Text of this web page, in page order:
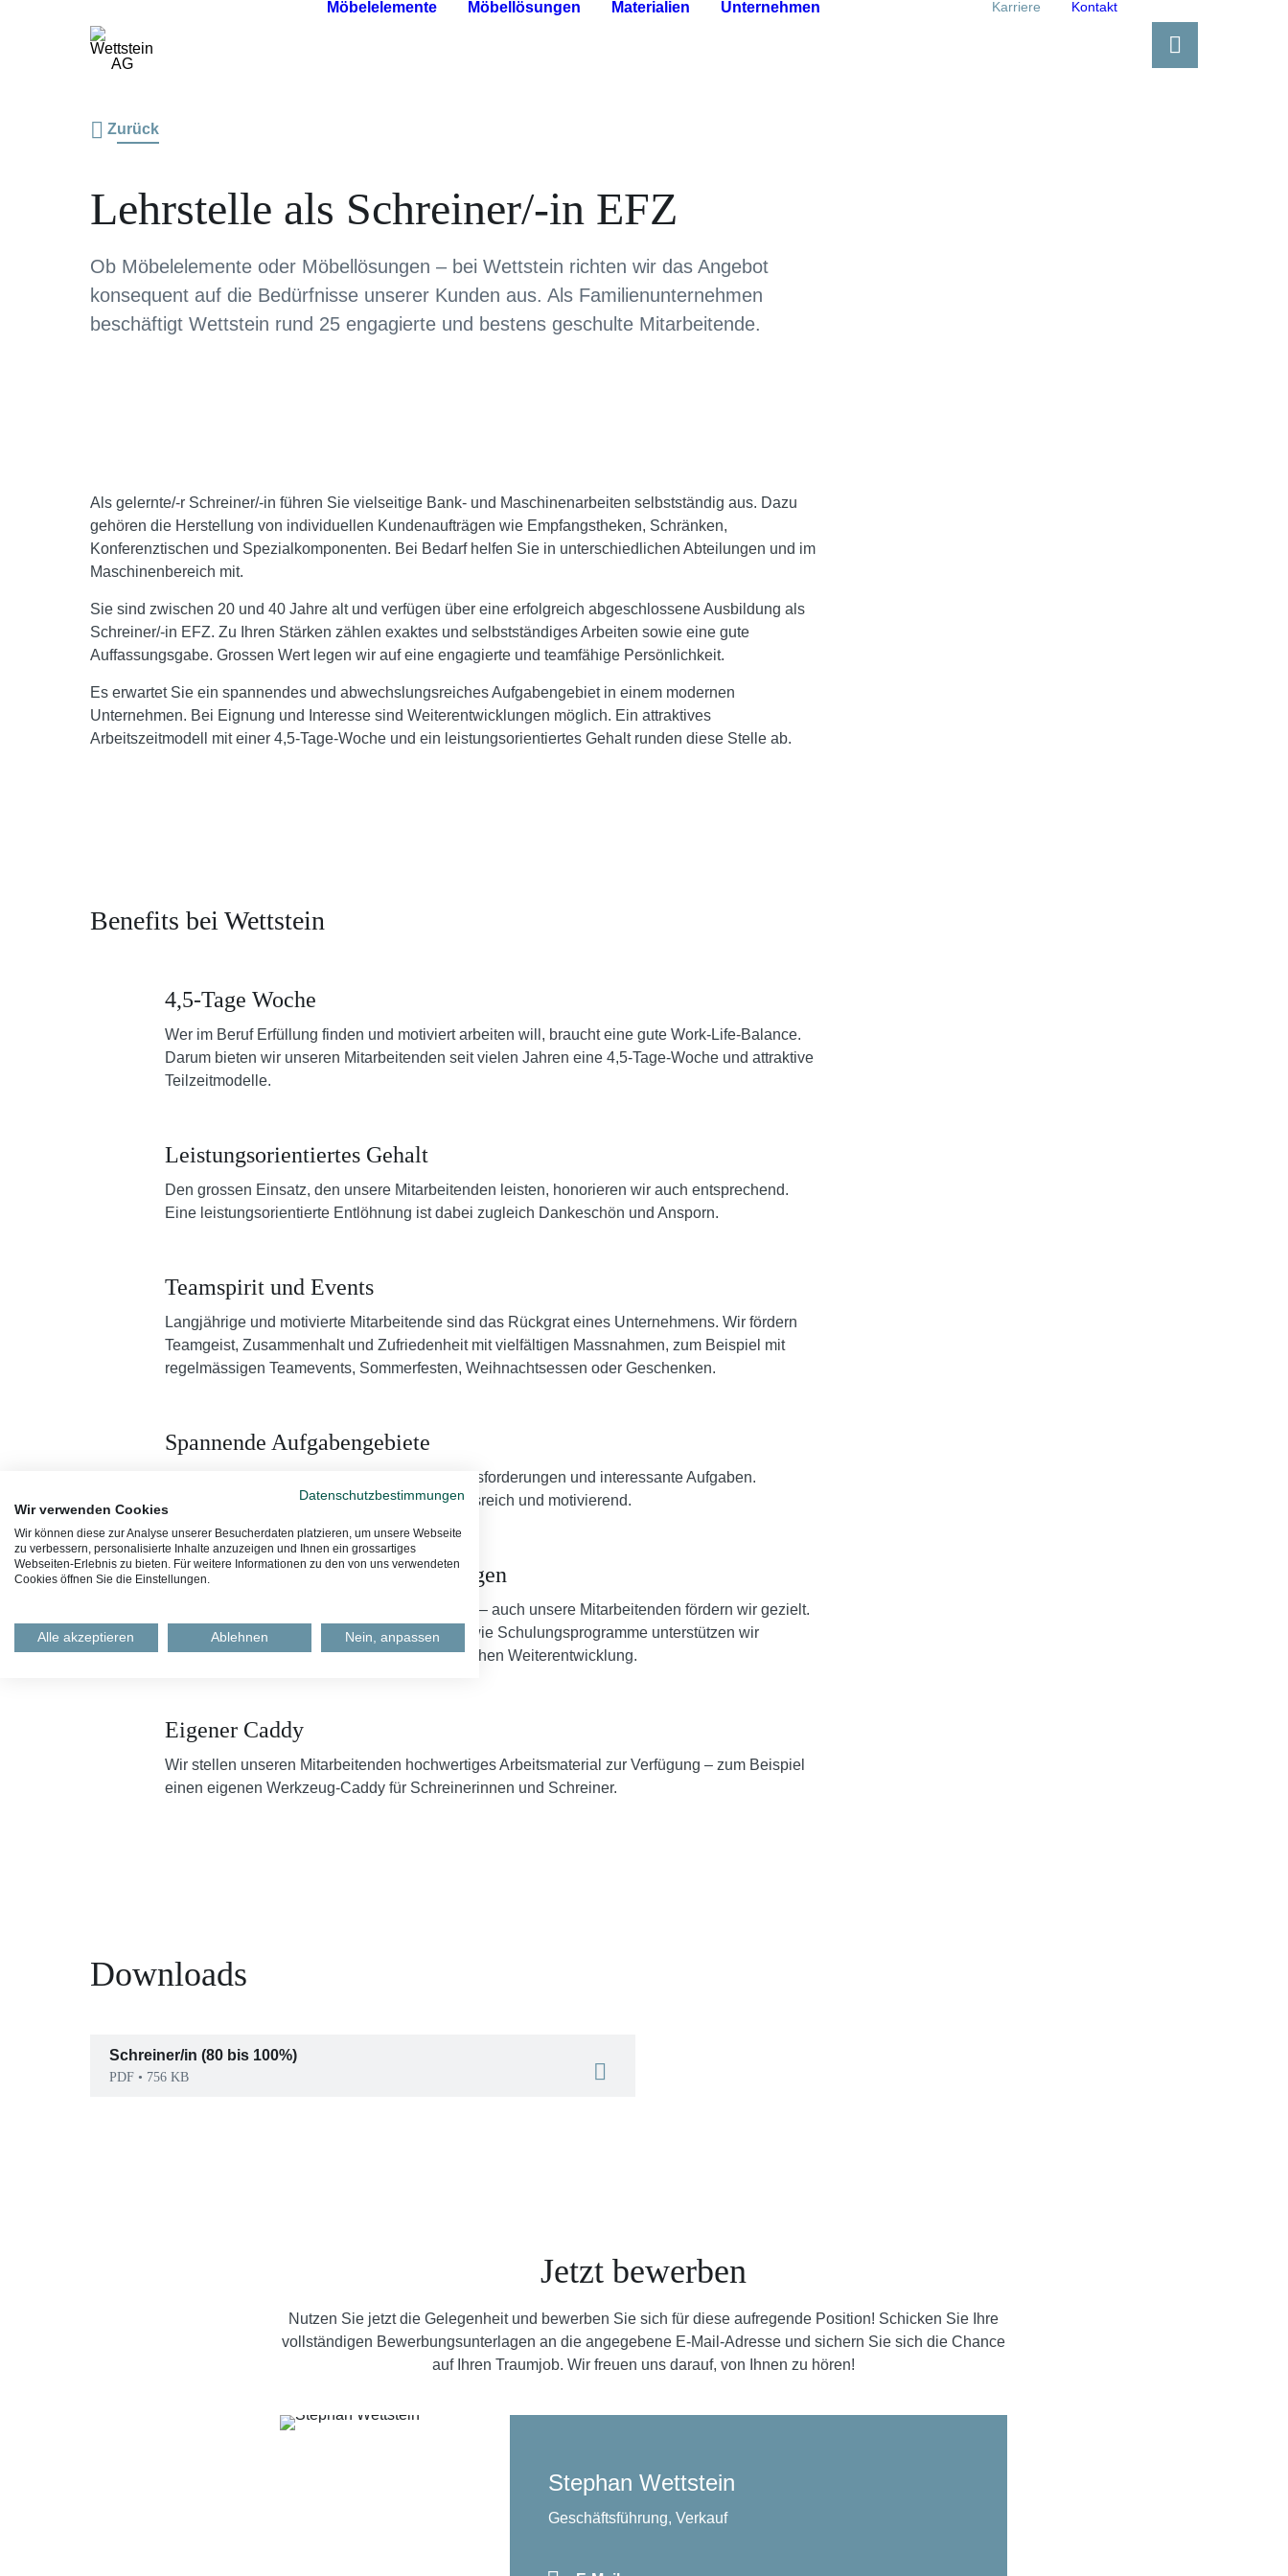
Möbelelemente Möbellösungen Materialien Unternehmen Karriere Kontakt
Zurück
Lehrstelle als Schreiner/-in EFZ
Ob Möbelelemente oder Möbellösungen – bei Wettstein richten wir das Angebot
konsequent auf die Bedürfnisse unserer Kunden aus. Als Familienunternehmen
beschäftigt Wettstein rund 25 engagierte und bestens geschulte Mitarbeitende.
Als gelernte/-r Schreiner/-in führen Sie vielseitige Bank- und Maschinenarbeiten selbstständig aus. Dazu
gehören die Herstellung von individuellen Kundenaufträgen wie Empfangstheken, Schränken,
Konferenztischen und Spezialkomponenten. Bei Bedarf helfen Sie in unterschiedlichen Abteilungen und im
Maschinenbereich mit.
Sie sind zwischen 20 und 40 Jahre alt und verfügen über eine erfolgreich abgeschlossene Ausbildung als
Schreiner/-in EFZ. Zu Ihren Stärken zählen exaktes und selbstständiges Arbeiten sowie eine gute
Auffassungsgabe. Grossen Wert legen wir auf eine engagierte und teamfähige Persönlichkeit.
Es erwartet Sie ein spannendes und abwechslungsreiches Aufgabengebiet in einem modernen
Unternehmen. Bei Eignung und Interesse sind Weiterentwicklungen möglich. Ein attraktives
Arbeitszeitmodell mit einer 4,5-Tage-Woche und ein leistungsorientiertes Gehalt runden diese Stelle ab.
Benefits bei Wettstein
4,5-Tage Woche
Wer im Beruf Erfüllung finden und motiviert arbeiten will, braucht eine gute Work-Life-Balance.
Darum bieten wir unseren Mitarbeitenden seit vielen Jahren eine 4,5-Tage-Woche und attraktive
Teilzeitmodelle.
Leistungsorientiertes Gehalt
Den grossen Einsatz, den unsere Mitarbeitenden leisten, honorieren wir auch entsprechend.
Eine leistungsorientierte Entlöhnung ist dabei zugleich Dankeschön und Ansporn.
Teamspirit und Events
Langjährige und motivierte Mitarbeitende sind das Rückgrat eines Unternehmens. Wir fördern
Teamgeist, Zusammenhalt und Zufriedenheit mit vielfältigen Massnahmen, zum Beispiel mit
regelmässigen Teamevents, Sommerfesten, Weihnachtsessen oder Geschenken.
Spannende Aufgabengebiete
Bei Wettstein warten regelmässig neue Herausforderungen und interessante Aufgaben.
Dadurch bleibt der Arbeitsalltag abwechslungsreich und motivierend.
Interne und externe Weiterbildungen
Nicht nur bilden wir Schreiner/-innen EFZ aus – auch unsere Mitarbeitenden fördern wir gezielt.
Über interne und externe Weiterbildungen sowie Schulungsprogramme unterstützen wir
Mitarbeitende in ihrer persönlichen und fachlichen Weiterentwicklung.
Eigener Caddy
Wir stellen unseren Mitarbeitenden hochwertiges Arbeitsmaterial zur Verfügung – zum Beispiel
einen eigenen Werkzeug-Caddy für Schreinerinnen und Schreiner.
Downloads
Schreiner/in (80 bis 100%)
PDF • 756 KB
Jetzt bewerben
Nutzen Sie jetzt die Gelegenheit und bewerben Sie sich für diese aufregende Position! Schicken Sie Ihre
vollständigen Bewerbungsunterlagen an die angegebene E-Mail-Adresse und sichern Sie sich die Chance
auf Ihren Traumjob. Wir freuen uns darauf, von Ihnen zu hören!
Stephan Wettstein
Geschäftsführung, Verkauf
Datenschutzbestimmungen
Wir verwenden Cookies
Wir können diese zur Analyse unserer Besucherdaten platzieren, um unsere Webseite
zu verbessern, personalisierte Inhalte anzuzeigen und Ihnen ein grossartiges
Webseiten-Erlebnis zu bieten. Für weitere Informationen zu den von uns verwendeten
Cookies öffnen Sie die Einstellungen.
Alle akzeptieren Ablehnen Nein, anpassen